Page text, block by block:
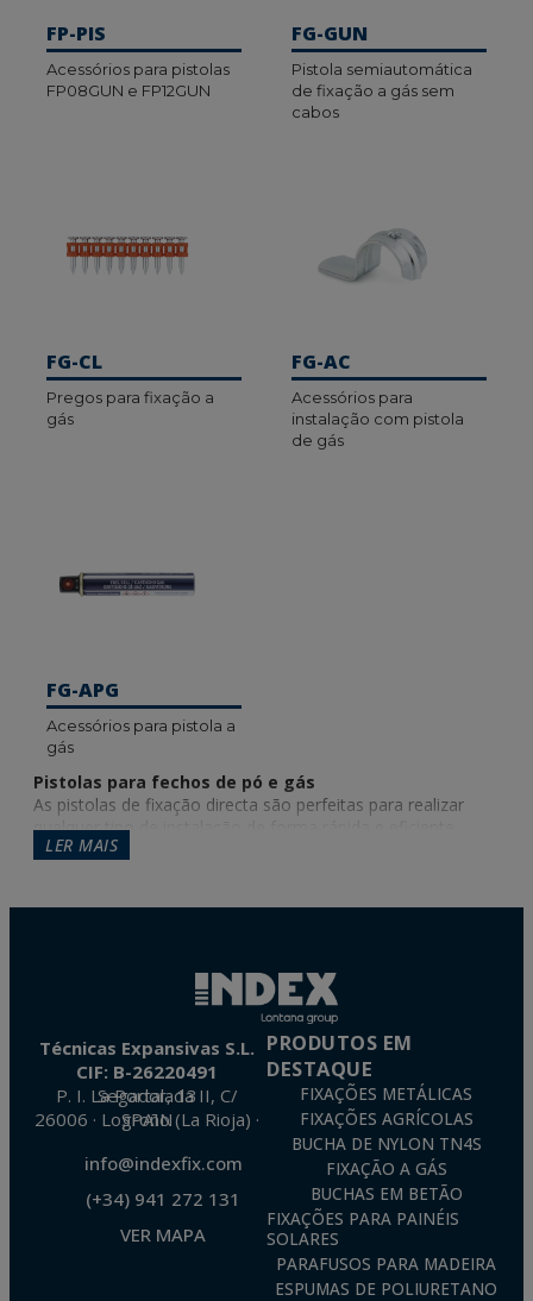
FP-PIS
Acessórios para pistolas
FP08GUN e FP12GUN
FG-GUN
Pistola semiautomática
de fixação a gás sem
cabos
FG-CL
Pregos para fixação a
gás
FG-AC
Acessórios para
instalação com pistola
de gás
FG-APG
Acessórios para pistola a
gás
Pistolas para fechos de pó e gás
As pistolas de fixação directa são perfeitas para realizar
qualquer tipo de instalação de forma rápida e eficiente
graças à potência que exercem sobre o elemento a ser
bem como outros factores, tais como a superfície de
Além das pistolas de fixação directa, o nosso catálogo
oferece uma vasta gama de acessórios tais como pregos,
placas, anilhas, agrafos, grampos e peças sobressalentes,
adaptados a diferentes materiais de base. Escolha a que
melhor se adapta às suas necessidades.
LER MAIS
Técnicas Expansivas S.L.
CIF: B-26220491
P. I. La Portalada II, C/ Segador, 13
26006 · Logroño (La Rioja) · SPAIN
info@indexfix.com
(+34) 941 272 131
VER MAPA
PRODUTOS EM
DESTAQUE
FIXAÇÕES METÁLICAS
FIXAÇÕES AGRÍCOLAS
BUCHA DE NYLON TN4S
FIXAÇÃO A GÁS
BUCHAS EM BETÃO
FIXAÇÕES PARA PAINÉIS
SOLARES
PARAFUSOS PARA MADEIRA
ESPUMAS DE POLIURETANO